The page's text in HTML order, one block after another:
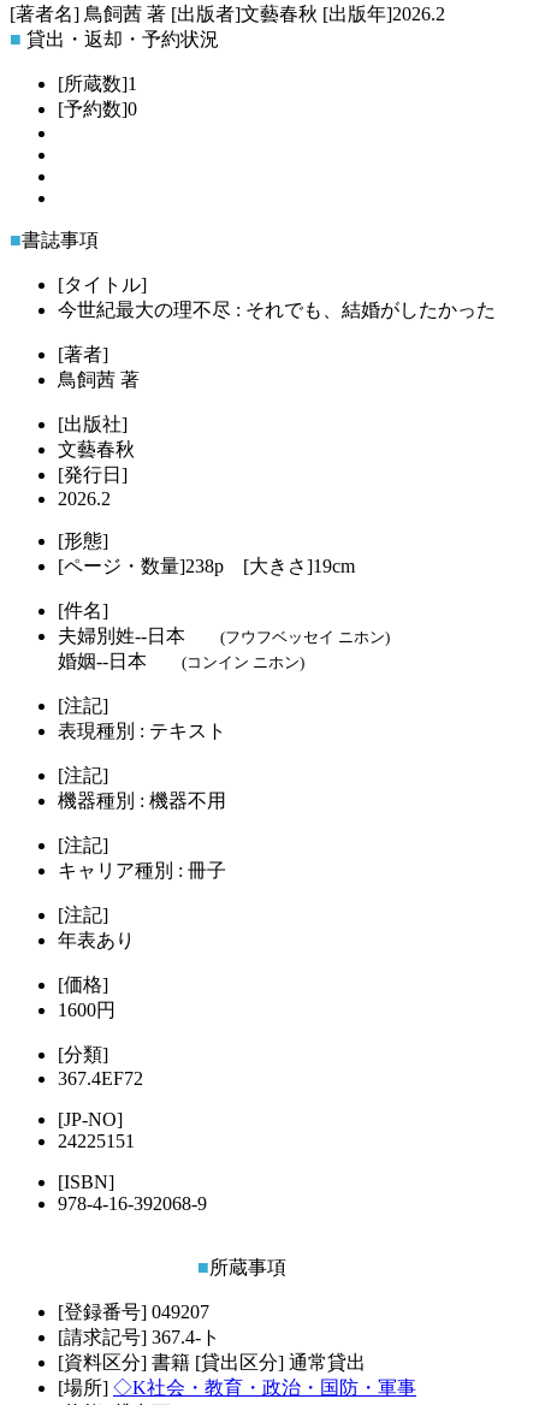
[著者名] 鳥飼茜 著 [出版者]文藝春秋 [出版年]2026.2
■ 貸出・返却・予約状況
[所蔵数]1
[予約数]0
■書誌事項
[タイトル]
今世紀最大の理不尽 : それでも、結婚がしたかった
[著者]
鳥飼茜 著
[出版社]
文藝春秋
[発行日]
2026.2
[形態]
[ページ・数量]238p [大きさ]19cm
[件名]
夫婦別姓--日本
(フウフベッセイ ニホン)
婚姻--日本 (コンイン ニホン)
[注記]
表現種別 : テキスト
[注記]
機器種別 : 機器不用
[注記]
キャリア種別 : 冊子
[注記]
年表あり
[価格]
1600円
[分類]
367.4EF72
[JP-NO]
24225151
[ISBN]
978-4-16-392068-9
■所蔵事項
[登録番号] 049207
[請求記号] 367.4-ト
[資料区分] 書籍 [貸出区分] 通常貸出
[場所] ◇K社会・教育・政治・国防・軍事